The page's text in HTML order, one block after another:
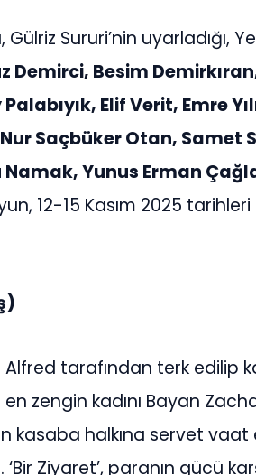
Gülriz Sururi’nin uyarladığı,
Demirci, Besim
Elif Verit, Emre
Saçbüker Otan, Samet
Yunus Erman
12-15 Kasım 2025
Alfred tarafından terk edilip
en zengin kadını Bayan
kasaba halkına servet
Ziyaret’, paranın gücü